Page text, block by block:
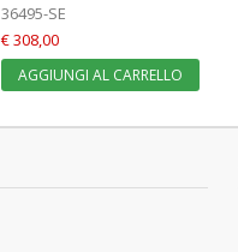
36495-SE
€ 308,00
AGGIUNGI AL CARRELLO